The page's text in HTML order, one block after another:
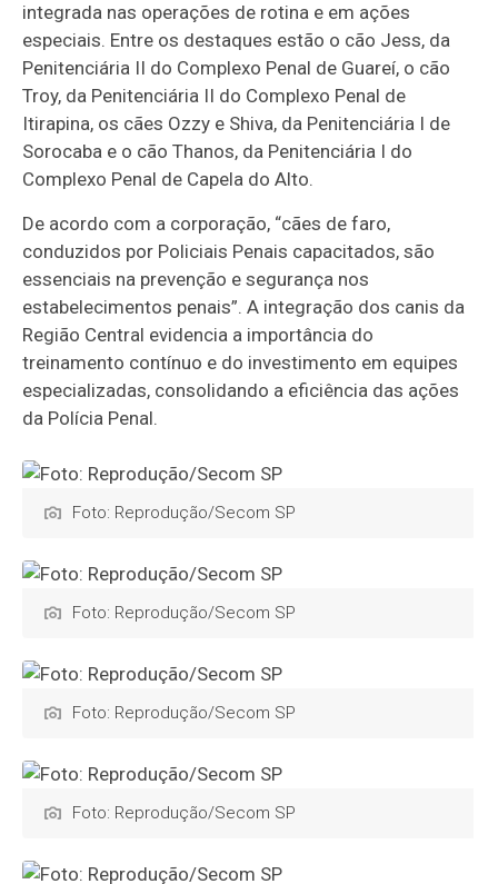
integrada nas operações de rotina e em ações
especiais. Entre os destaques estão o cão Jess, da
Penitenciária II do Complexo Penal de Guareí, o cão
Troy, da Penitenciária II do Complexo Penal de
Itirapina, os cães Ozzy e Shiva, da Penitenciária I de
Sorocaba e o cão Thanos, da Penitenciária I do
Complexo Penal de Capela do Alto.
De acordo com a corporação, “cães de faro,
conduzidos por Policiais Penais capacitados, são
essenciais na prevenção e segurança nos
estabelecimentos penais”. A integração dos canis da
Região Central evidencia a importância do
treinamento contínuo e do investimento em equipes
especializadas, consolidando a eficiência das ações
da Polícia Penal.
Foto: Reprodução/Secom SP
Foto: Reprodução/Secom SP
Foto: Reprodução/Secom SP
Foto: Reprodução/Secom SP